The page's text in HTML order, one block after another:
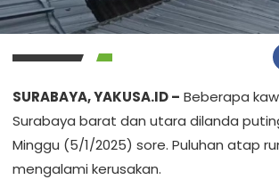
SURABAYA, YAKUSA.ID – Beberapa
Surabaya barat dan utara dilanda
Minggu (5/1/2025) sore. Puluhan atap
mengalami kerusakan.